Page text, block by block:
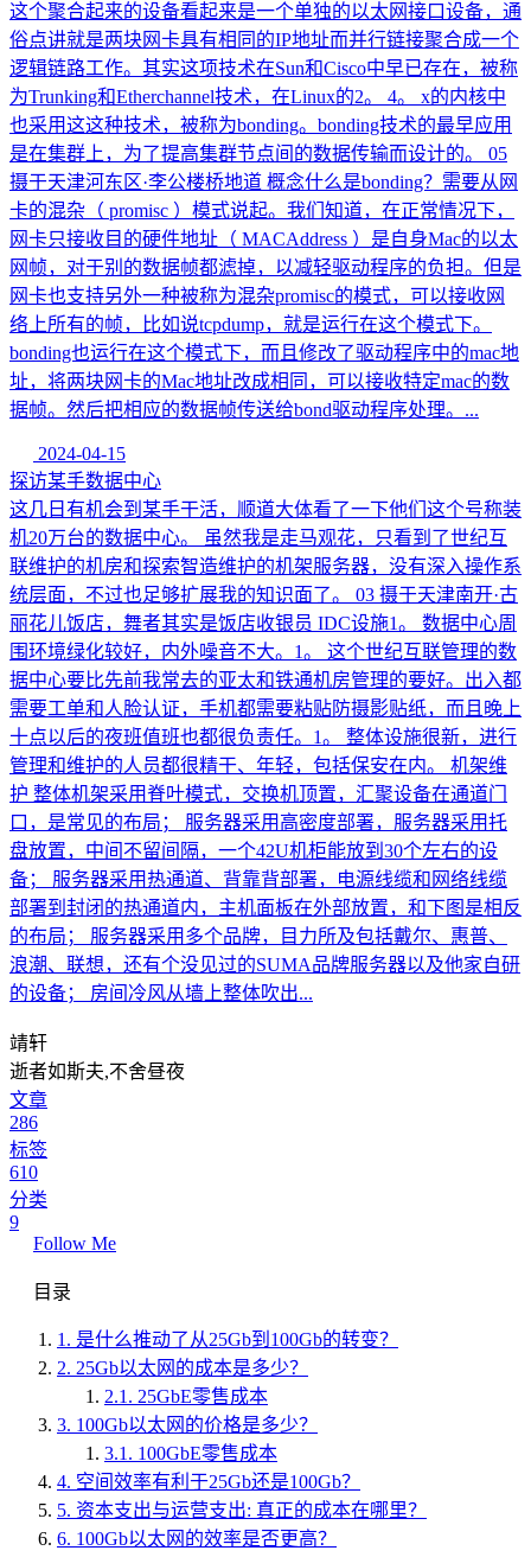
这个聚合起来的设备看起来是一个单独的以太网接口设备，通
俗点讲就是两块网卡具有相同的IP地址而并行链接聚合成一个
逻辑链路工作。其实这项技术在Sun和Cisco中早已存在，被称
为Trunking和Etherchannel技术，在Linux的2。 4。 x的内核中
也采用这这种技术，被称为bonding。bonding技术的最早应用
是在集群上，为了提高集群节点间的数据传输而设计的。 05
摄于天津河东区·李公楼桥地道 概念什么是bonding？需要从网
卡的混杂（ promisc ）模式说起。我们知道，在正常情况下，
网卡只接收目的硬件地址（ MACAddress ）是自身Mac的以太
网帧，对于别的数据帧都滤掉，以减轻驱动程序的负担。但是
网卡也支持另外一种被称为混杂promisc的模式，可以接收网
络上所有的帧，比如说tcpdump，就是运行在这个模式下。
bonding也运行在这个模式下，而且修改了驱动程序中的mac地
址，将两块网卡的Mac地址改成相同，可以接收特定mac的数
据帧。然后把相应的数据帧传送给bond驱动程序处理。...
2024-04-15
探访某手数据中心
这几日有机会到某手干活，顺道大体看了一下他们这个号称装
机20万台的数据中心。 虽然我是走马观花，只看到了世纪互
联维护的机房和探索智造维护的机架服务器，没有深入操作系
统层面，不过也足够扩展我的知识面了。 03 摄于天津南开·古
丽花儿饭店，舞者其实是饭店收银员 IDC设施1。 数据中心周
围环境绿化较好，内外噪音不大。1。 这个世纪互联管理的数
据中心要比先前我常去的亚太和铁通机房管理的要好。出入都
需要工单和人脸认证，手机都需要粘贴防摄影贴纸，而且晚上
十点以后的夜班值班也都很负责任。1。 整体设施很新，进行
管理和维护的人员都很精干、年轻，包括保安在内。 机架维
护 整体机架采用脊叶模式，交换机顶置，汇聚设备在通道门
口，是常见的布局； 服务器采用高密度部署，服务器采用托
盘放置，中间不留间隔，一个42U机柜能放到30个左右的设
备； 服务器采用热通道、背靠背部署，电源线缆和网络线缆
部署到封闭的热通道内，主机面板在外部放置，和下图是相反
的布局； 服务器采用多个品牌，目力所及包括戴尔、惠普、
浪潮、联想，还有个没见过的SUMA品牌服务器以及他家自研
的设备； 房间冷风从墙上整体吹出...
靖轩
逝者如斯夫,不舍昼夜
文章
286
标签
610
分类
9
Follow Me
目录
1. 是什么推动了从25Gb到100Gb的转变？
2. 25Gb以太网的成本是多少？
2.1. 25GbE零售成本
3. 100Gb以太网的价格是多少？
3.1. 100GbE零售成本
4. 空间效率有利于25Gb还是100Gb？
5. 资本支出与运营支出: 真正的成本在哪里？
6. 100Gb以太网的效率是否更高？